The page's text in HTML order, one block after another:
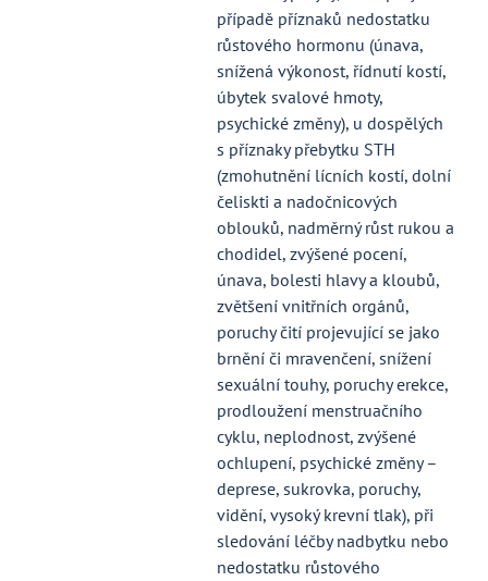
případě příznaků nedostatku
růstového hormonu (únava,
snížená výkonost, řídnutí kostí,
úbytek svalové hmoty,
psychické změny), u dospělých
s příznaky přebytku STH
(zmohutnění lícních kostí, dolní
čeliskti a nadočnicových
oblouků, nadměrný růst rukou a
chodidel, zvýšené pocení,
únava, bolesti hlavy a kloubů,
zvětšení vnitřních orgánů,
poruchy čití projevující se jako
brnění či mravenčení, snížení
sexuální touhy, poruchy erekce,
prodloužení menstruačního
cyklu, neplodnost, zvýšené
ochlupení, psychické změny –
deprese, sukrovka, poruchy,
vidění, vysoký krevní tlak), při
sledování léčby nadbytku nebo
nedostatku růstového